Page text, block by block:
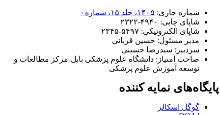
شماره جاری: ۱۴۰۵، جلد ۱۵، شماره۰
شاپای چاپی: ۲۳۲۲-۴۹۴۰
شاپای الکترونیکی: ۲۳۴۵-۵۴۹۷
مدیر مسئول: حسین قربانی
سردبیر: سیدرضا حسینی
صاحب امتیاز: دانشگاه علوم پزشکی بابل-مرکز مطالعات و
توسعه آموزش علوم پزشکی
نمایه کننده
گوگل اسکالر